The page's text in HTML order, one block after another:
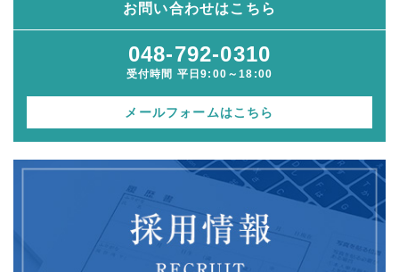
お問い合わせはこちら
048-792-0310
受付時間 平日9:00～18:00
メールフォームはこちら